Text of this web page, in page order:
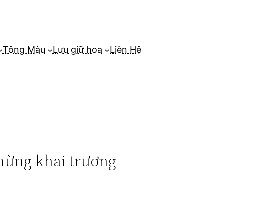
Tông Màu Lưu giữ hoa Liên Hệ
khai trương